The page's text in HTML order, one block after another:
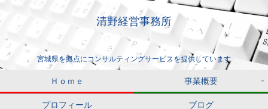
清野経営事務所
宮城県を拠点にコンサルティングサービスを提供しています
Ｈｏｍｅ 事業概要
プロフィール ブログ